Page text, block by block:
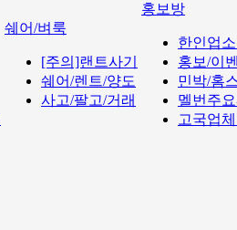
쉐어/벼룩
[주의]랜트사기
쉐어/렌트/양도
사고/팔고/거래
홍보방
한인업
홍보/이
민박/홈
멜번주
고국업